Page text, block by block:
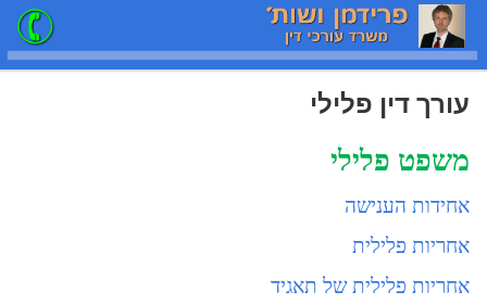
עורך דין פלילי
משפט פלילי
אחידות הענישה
אחריות פלילית
אחריות פלילית של תאגיד